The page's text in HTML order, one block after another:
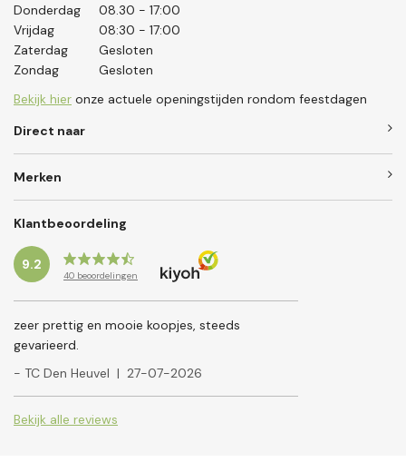
Donderdag
08.30 - 17:00
Vrijdag
08:30 - 17:00
Zaterdag
Gesloten
Zondag
Gesloten
Bekijk hier onze actuele openingstijden rondom feestdagen
Direct naar
Merken
Klantbeoordeling
9.2
40 beoordelingen
zeer prettig en mooie koopjes, steeds
gevarieerd.
- TC Den Heuvel | 27-07-2026
Bekijk alle reviews